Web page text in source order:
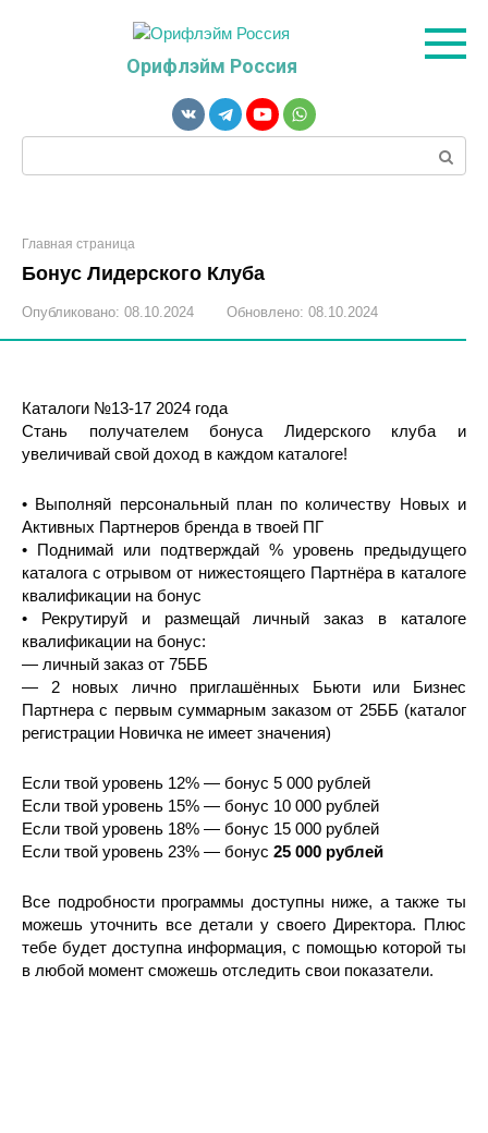
Орифлэйм Россия
Главная страница
Бонус Лидерского Клуба
Опубликовано: 08.10.2024 Обновлено: 08.10.2024
Каталоги №13-17 2024 года
Стань получателем бонуса Лидерского клуба и
увеличивай свой доход в каждом каталоге!
• Выполняй персональный план по количеству Новых и
Активных Партнеров бренда в твоей ПГ
• Поднимай или подтверждай % уровень предыдущего
каталога с отрывом от нижестоящего Партнёра в каталоге
квалификации на бонус
• Рекрутируй и размещай личный заказ в каталоге
квалификации на бонус:
— личный заказ от 75ББ
— 2 новых лично приглашённых Бьюти или Бизнес
Партнера с первым суммарным заказом от 25ББ (каталог
регистрации Новичка не имеет значения)
Если твой уровень 12% — бонус 5 000 рублей
Если твой уровень 15% — бонус 10 000 рублей
Если твой уровень 18% — бонус 15 000 рублей
Если твой уровень 23% — бонус 25 000 рублей
Все подробности программы доступны ниже, а также ты
можешь уточнить все детали у своего Директора. Плюс
тебе будет доступна информация, с помощью которой ты
в любой момент сможешь отследить свои показатели.